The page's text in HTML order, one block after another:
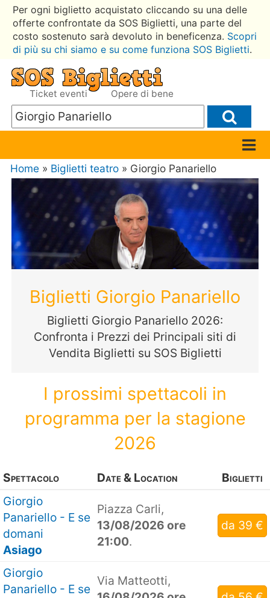
Per ogni biglietto acquistato cliccando su una delle
offerte confrontate da SOS Biglietti, una parte del
costo sostenuto sarà devoluto in beneficenza. Scopri
di più su chi siamo e su come funziona SOS Biglietti.
Ticket eventi Opere di bene
Home » Biglietti teatro » Giorgio Panariello
Biglietti Giorgio Panariello
Biglietti Giorgio Panariello 2026:
Confronta i Prezzi dei Principali siti di
Vendita Biglietti su SOS Biglietti
I prossimi spettacoli in
programma per la stagione
2026
Spettacolo Date & Location
Biglietti
Giorgio
Panariello - E se
domani
Asiago
Piazza Carli,
13/08/2026 ore
21:00.
da 39 €
Giorgio
Panariello - E se
Via Matteotti,